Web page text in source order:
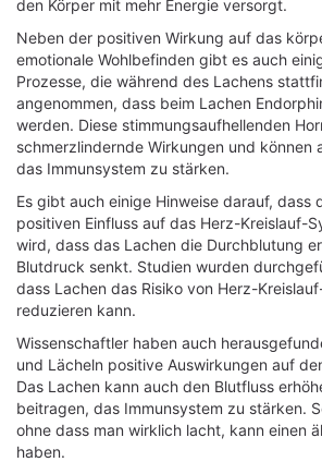
den Körper mit mehr Energie versorgt.
Neben der positiven Wirkung auf das
emotionale Wohlbefinden gibt es auch
Prozesse, die während des Lachens
angenommen, dass beim Lachen
werden. Diese stimmungsaufhellenden
schmerzlindernde Wirkungen und können
das Immunsystem zu stärken.
Es gibt auch einige Hinweise darauf, dass
positiven Einfluss auf das Herz-Kreislauf-
wird, dass das Lachen die Durchblutung
Blutdruck senkt. Studien wurden
dass Lachen das Risiko von Herz-
reduzieren kann.
Wissenschaftler haben auch
und Lächeln positive Auswirkungen auf
Das Lachen kann auch den Blutfluss
beitragen, das Immunsystem zu stärken.
ohne dass man wirklich lacht, kann einen
haben.